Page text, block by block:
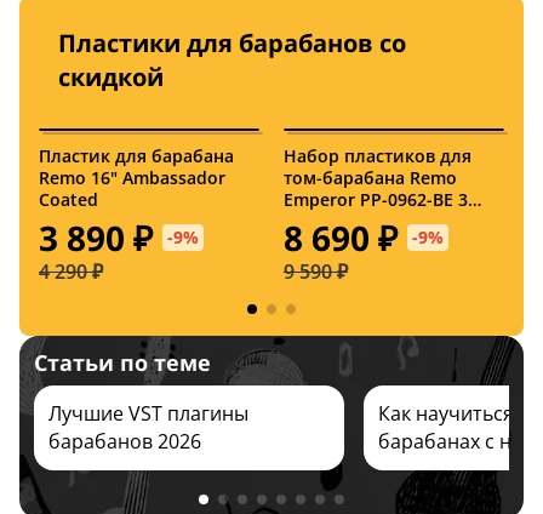
США США
12 августа
10 августа 11 августа
Пластики для барабанов со
скидкой
Пластик для барабана
Remo 16" Ambassador
Coated
3 890 ₽ -9%
4 290 ₽
Набор пластиков для
том-барабана Remo
Emperor PP-0962-BE 3
Штуки
8 690 ₽ -9%
9 590 ₽
Статьи по теме
Лучшие VST плагины
барабанов 2026
Как научиться
барабанах с нуля